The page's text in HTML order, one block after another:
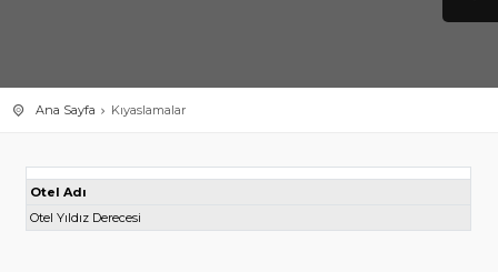
Ana Sayfa Kıyaslamalar
Otel Adı
Otel Yıldız Derecesi